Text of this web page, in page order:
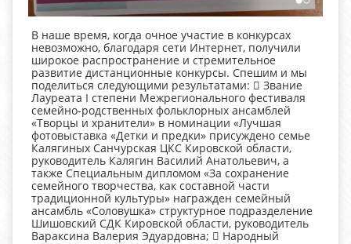
В наше время, когда очное участие в конкурсах
невозможно, благодаря сети Интернет, получили
широкое распространение и стремительное
развитие дистанционные конкурсы. Спешим и мы
поделиться следующими результатами:  Звание
Лауреата I степени Межрегионального фестиваля
семейно-родственных фольклорных ансамблей
«Творцы и хранители» в номинации «Лучшая
фотовыставка «Детки и предки» присуждено семье
Калягиных Санчурская ЦКС Кировской области,
руководитель Калягин Василий Анатольевич, а
также Специальным дипломом «За сохранение
семейного творчества, как составной части
традиционной культуры» награжден семейный
ансамбль «Соловушка» структурное подразделение
Шишовский СДК Кировской области, руководитель
Вараксина Валерия Эдуардовна;  Народный